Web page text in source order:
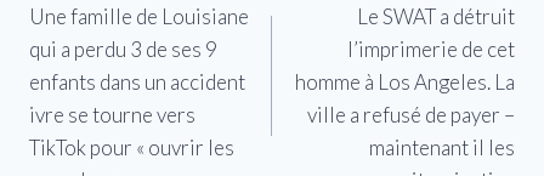
de
l’article
Une famille de Louisiane
qui a perdu 3 de ses 9
enfants dans un accident
ivre se tourne vers
TikTok pour « ouvrir les
Le SWAT a détruit
l’imprimerie de cet
homme à Los Angeles. La
ville a refusé de payer –
maintenant il les